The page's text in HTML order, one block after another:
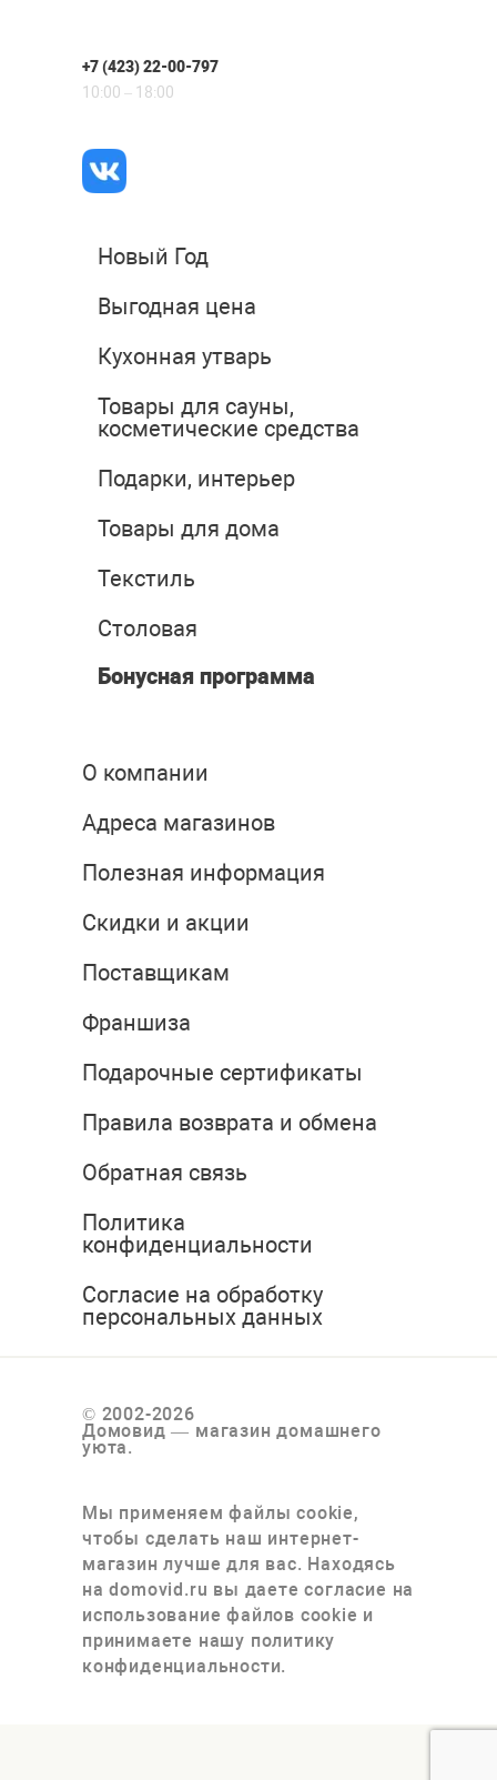
+7 (423) 22-00-797
10:00 – 18:00
Новый Год
Выгодная цена
Кухонная утварь
Товары для сауны,
косметические средства
Подарки, интерьер
Товары для дома
Текстиль
Столовая
Бонусная программа
О компании
Адреса магазинов
Полезная информация
Скидки и акции
Поставщикам
Франшиза
Подарочные сертификаты
Правила возврата и обмена
Обратная связь
Политика
конфиденциальности
Согласие на обработку
персональных данных
© 2002-2026
Домовид — магазин домашнего
уюта.
Мы применяем файлы cookie,
чтобы сделать наш интернет-
магазин лучше для вас. Находясь
на domovid.ru вы даете согласие на
использование файлов cookie и
принимаете нашу политику
конфиденциальности.